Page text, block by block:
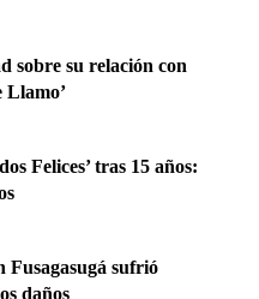
sobre su relación con
Llamo’
Felices’ tras 15 años:
Fusagasugá sufrió
daños